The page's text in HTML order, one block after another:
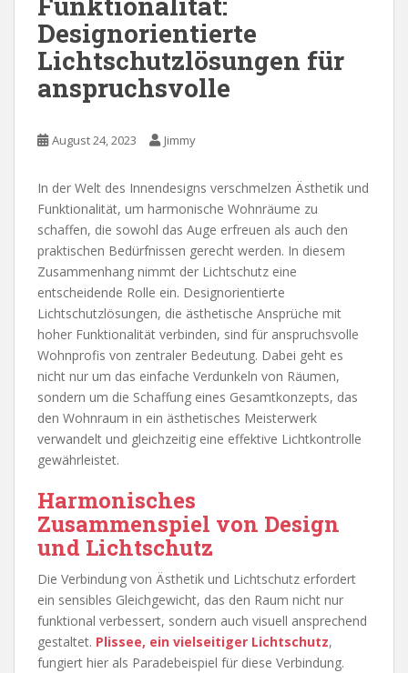
Designorientierte
Lichtschutzlösungen für
anspruchsvolle
August 24, 2023 Jimmy
In der Welt des Innendesigns verschmelzen Ästhetik und
Funktionalität, um harmonische Wohnräume zu
schaffen, die sowohl das Auge erfreuen als auch den
praktischen Bedürfnissen gerecht werden. In diesem
Zusammenhang nimmt der Lichtschutz eine
entscheidende Rolle ein. Designorientierte
Lichtschutzlösungen, die ästhetische Ansprüche mit
hoher Funktionalität verbinden, sind für anspruchsvolle
Wohnprofis von zentraler Bedeutung. Dabei geht es
nicht nur um das einfache Verdunkeln von Räumen,
sondern um die Schaffung eines Gesamtkonzepts, das
den Wohnraum in ein ästhetisches Meisterwerk
verwandelt und gleichzeitig eine effektive Lichtkontrolle
gewährleistet.
Harmonisches
Zusammenspiel von Design
und Lichtschutz
Die Verbindung von Ästhetik und Lichtschutz erfordert
ein sensibles Gleichgewicht, das den Raum nicht nur
funktional verbessert, sondern auch visuell ansprechend
gestaltet. Plissee, ein vielseitiger Lichtschutz,
fungiert hier als Paradebeispiel für diese Verbindung.